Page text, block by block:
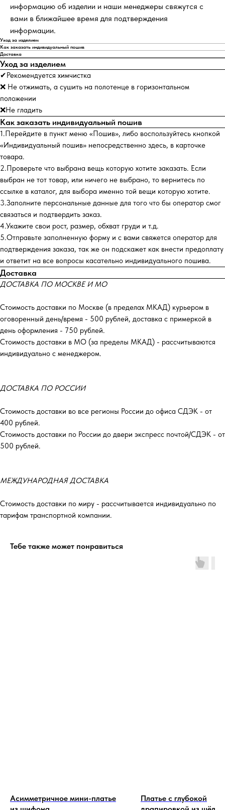
информацию об изделии и наши менеджеры свяжутся с
вами в ближайшее время для подтверждения
информации.
Уход за изделием
Как заказать индивидуальный пошив
Доставка
Уход за изделием
✔Рекомендуется химчистка
❌ Не отжимать, а сушить на полотенце в горизонтальном
положении
❌Не гладить
Как заказать индивидуальный пошив
1.Перейдите в пункт меню «Пошив», либо воспользуйтесь кнопкой
«Индивидуальный пошив» непосредственно здесь, в карточке
товара.
2.Проверьте что выбрана вещь которую хотите заказать. Если
выбран не тот товар, или ничего не выбрано, то вернитесь по
ссылке в каталог, для выбора именно той вещи которую хотите.
3.Заполните персональные данные для того что бы оператор смог
связаться и подтвердить заказ.
4.Укажите свои рост, размер, обхват груди и т.д.
5.Отправьте заполненную форму и с вами свяжется оператор для
подтверждения заказа, так же он подскажет как внести предоплату
и ответит на все вопросы касательно индивидуального пошива.
Доставка
ДОСТАВКА ПО МОСКВЕ И МО
Стоимость доставки по Москве (в пределах МКАД) курьером в
оговоренный день/время - 500 рублей, доставка с примеркой в
день оформления - 750 рублей.
Стоимость доставки в МО (за пределы МКАД) - рассчитываются
индивидуально с менеджером.
ДОСТАВКА ПО РОССИИ
Стоимость доставки во все регионы России до офиса СДЭК - от
400 рублей.
Стоимость доставки по России до двери экспресс почтой/СДЭК - от
500 рублей.
МЕЖДУНАРОДНАЯ ДОСТАВКА
Стоимость доставки по миру - рассчитывается индивидуально по
тарифам транспортной компании.
Тебе также может понравиться
Асимметричное мини-платье
Платье с глубокой